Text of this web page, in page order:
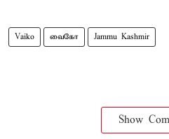
Vaiko வைகோ Jammu Kashmir
Show